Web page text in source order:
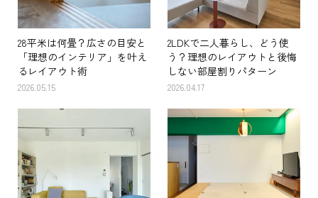
28平米は何畳？広さの目安と
「理想のインテリア」を叶え
るレイアウト術
2026.05.15
2LDKで二人暮らし、どう使
う？理想のレイアウトと後悔
しない部屋割りパターン
2026.04.17